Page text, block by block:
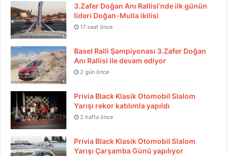
3.Zafer Doğan Anı Rallisi’nde ilk günün
lideri Doğan-Mulla ikilisi
17 saat önce
Basel Ralli Şampiyonası 3.Zafer Doğan
Anı Rallisi ile devam ediyor
2 gün önce
Privia Black Klasik Otomobil Slalom
Yarışı rekor katılımla yapıldı
2 hafta önce
Privia Black Klasik Otomobil Slalom
Yarışı Çarşamba Günü yapılıyor